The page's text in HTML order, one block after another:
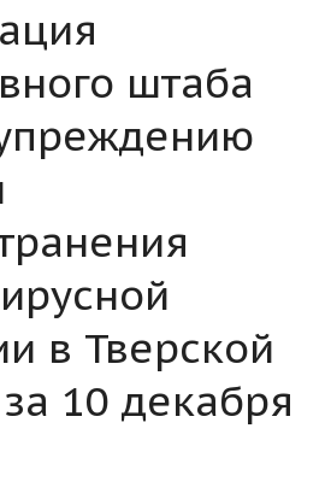
штаба
в Тверской
10 декабря